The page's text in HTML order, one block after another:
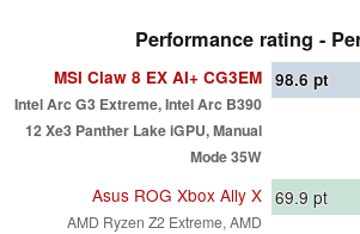
Performance rating -
MSI Claw 8 EX AI+ CG3EM
Intel Arc G3 Extreme, Intel Arc B390
12 Xe3 Panther Lake iGPU, Manual
Mode 35W
98.6 pt
Asus ROG Xbox Ally X
AMD Ryzen Z2 Extreme, AMD
69.9 pt